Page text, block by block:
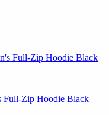
Full-Zip Hoodie Black